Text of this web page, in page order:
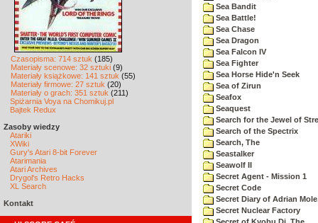
Czasopisma: 714 sztuk (185)
Materiały scenowe: 32 sztuki (9)
Materiały książkowe: 141 sztuk (55)
Materiały firmowe: 27 sztuk (20)
Materiały o grach: 351 sztuk (211)
Spiżarnia Voya na Chomikuj.pl
Bajtek Redux
Zasoby wiedzy
Atariki
XWiki
Gury's Atari 8-bit Forever
Atarimania
Atari Archives
Drygol's Retro Hacks
XL Search
Kontakt
Sea Bandit
Sea Battle!
Sea Chase
Sea Dragon
Sea Falcon IV
Sea Fighter
Sea Horse Hide'n Seek
Sea of Zirun
Seafox
Seaquest
Search for the Jewel of
Search of the Spectrix
Search, The
Seastalker
Seawolf II
Secret Agent - Mission 1
Secret Code
Secret Diary of Adrian
Secret Nuclear Factory